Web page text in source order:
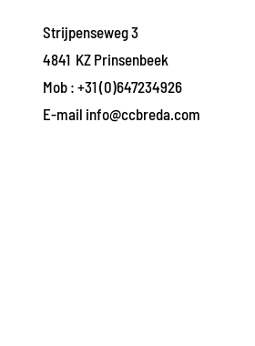
Strijpenseweg 3
4841 KZ Prinsenbeek
Mob : +31 (0)647234926
E-mail info@ccbreda.com